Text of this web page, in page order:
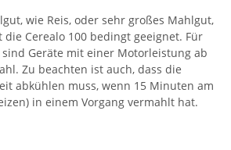
wie Reis, oder sehr großes Mahlgut,
Cerealo 100 bedingt geeignet. Für
sind Geräte mit einer Motorleistung ab
Zu beachten ist auch, dass die
abkühlen muss, wenn 15 Minuten am
in einem Vorgang vermahlt hat.